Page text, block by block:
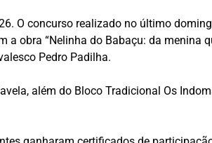
O concurso realizado no último
obra “Nelinha do Babaçu: da menina
Pedro Padilha.
além do Bloco Tradicional Os